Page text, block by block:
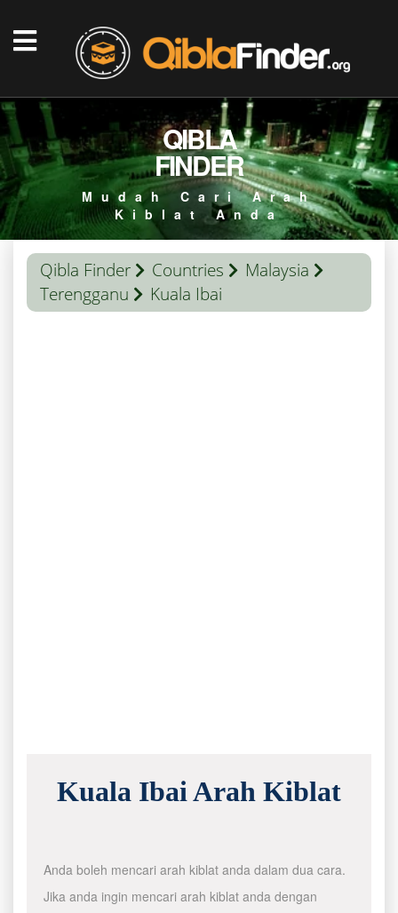
QIBLA
FINDER
Mudah Cari Arah
Kiblat Anda
Qibla Finder Countries
Malaysia
Terengganu
Kuala Ibai
Kuala Ibai Arah Kiblat
Anda boleh mencari arah kiblat anda dalam dua cara.
Jika anda ingin mencari arah kiblat anda dengan